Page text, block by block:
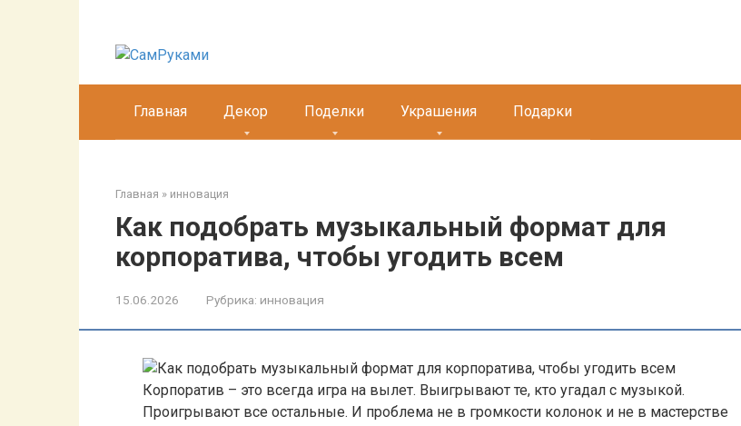
Главная Декор Поделки Украшения Подарки
Главная » инновация
Как подобрать музыкальный формат для
корпоратива, чтобы угодить всем
15.06.2026 Рубрика: инновация
Корпоратив – это всегда игра на вылет. Выигрывают те, кто угадал с музыкой.
Проигрывают все остальные. И проблема не в громкости колонок и не в мастерстве